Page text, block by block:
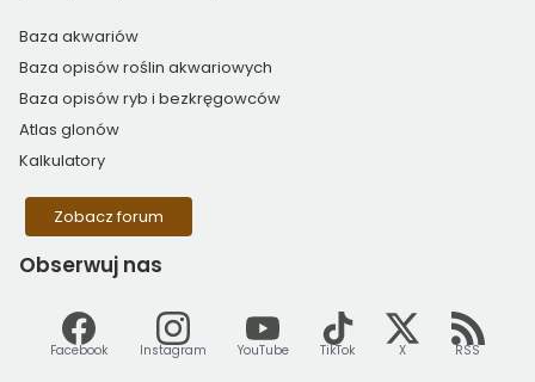
Baza akwariów
Baza opisów roślin akwariowych
Baza opisów ryb i bezkręgowców
Atlas glonów
Kalkulatory
Zobacz forum
Obserwuj nas
Facebook Instagram YouTube TikTok X RSS